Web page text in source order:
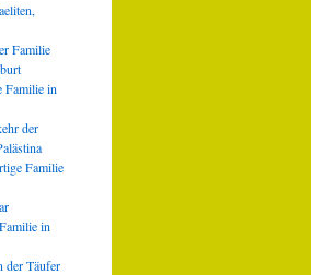
Familie
Familie in
der
Familie
in
der Täufer